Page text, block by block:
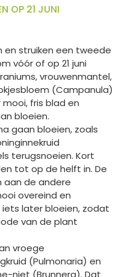
OP 21 JUNI
en struiken een tweede
vóór of op 21 juni
vrouwenmantel,
(Campanula)
fris blad en
bloeien.
gaan bloeien, zoals
terugsnoeien. Kort
tot op de helft in. De
aan de andere
overeind en
later bloeien, zodat
van de plant
vroege
(Pulmonaria) en
niet (Brunnera). Dat